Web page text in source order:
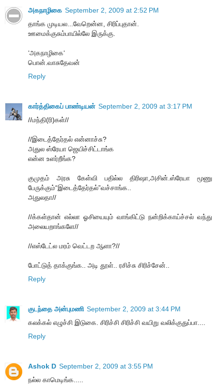
அகநாழிகை September 2, 2009 at 2:52 PM
தாங்க முடியல...வேறென்ன, சிரிப்புதான்.
ஊமைக்குசும்பாயில்லே இருக்கு.
‘அகநாழிகை‘
பொன்.வாசுதேவன்
Reply
கார்த்திகைப் பாண்டியன் September 2, 2009 at 3:17 PM
//மந்தி(ரி)கள்//
//இடைத்தேர்தல் என்னாச்சு?
அதுல ஸ்ரேயா ஜெயிச்சிட்டாங்க
என்ன உளர்றீங்க?
குமுதம் அரசு கேள்வி பதில்ல திரிஷா,அசின்.ஸ்ரேயா மூணு
பேருக்கும்“இடைத்தேர்தல்”வச்சாங்க..
அதுலதா//
//க்கள்தான் எல்லா ஓசியையும் வாங்கிட்டு நன்றிக்காய்ச்சல் வந்து
அலையறாங்களே//
//எஸ்டேட்ல மரம் வெட்டற ஆளா?//
போட்டுத் தாக்குங்க.. அடி தூள்.. ரசிச்சு சிரிச்சேன்..
Reply
குடந்தை அன்புமணி September 2, 2009 at 3:44 PM
கலக்கல் எழுச்சி இடுகை. சிரிச்சி சிரிச்சி வயிறு வலிக்குதுப்பா....
Reply
Ashok D September 2, 2009 at 3:55 PM
நல்ல காமெடிங்க.....